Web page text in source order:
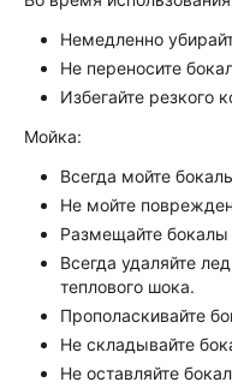
Немедленно
Не переносите
Избегайте резкого
Мойка:
Всегда мойте
Не мойте
Размещайте
Всегда удаляйте
теплового шока.
Прополаскивайте
Не складывайте
Не оставляйте